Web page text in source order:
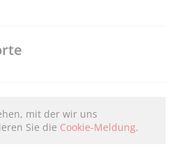
mit der wir uns
Sie die Cookie-Meldung.